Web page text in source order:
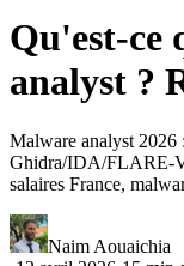
Qu'est-ce
analyst ?
Malware analyst 2026
Ghidra/IDA/FLARE-
salaires France,
Naim Aouaichia